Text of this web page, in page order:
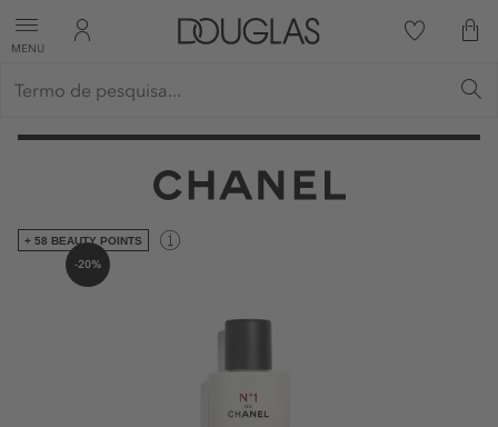
MENU
+ 58 BEAUTY POINTS
-20%